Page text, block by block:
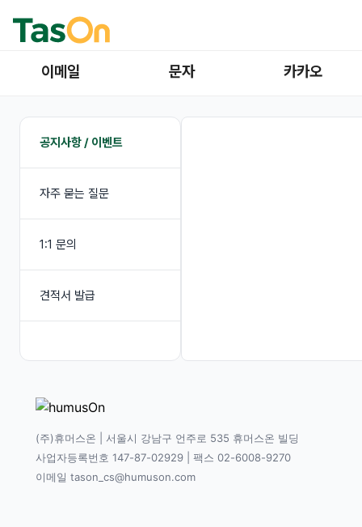
이메일 문자 카카오
공지사항 / 이벤트
자주 묻는 질문
1:1 문의
견적서 발급
(주)휴머스온 | 서울시 강남구 언주로 535 휴머스온 빌딩
사업자등록번호 147-87-02929 | 팩스 02-6008-9270
이메일 tason_cs@humuson.com